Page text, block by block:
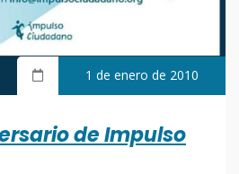
1 de enero de 2010
de Impulso